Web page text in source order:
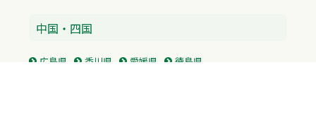
中国・四国
広島県 香川県 愛媛県 徳島県